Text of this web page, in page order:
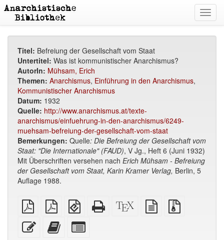
Titel: Befreiung der Gesellschaft vom Staat
Untertitel: Was ist kommunistischer Anarchismus?
AutorIn: Mühsam, Erich
Themen: Anarchismus, Einführung in den Anarchismus,
Kommunistischer Anarchismus
Datum: 1932
Quelle: http://www.anarchismus.at/texte-
anarchismus/einfuehrung-in-den-anarchismus/6249-
muehsam-befreiung-der-gesellschaft-vom-staat
Bemerkungen: Quelle: Die Befreiung der Gesellschaft vom
Staat: "Die Internationale" (FAUD), V Jg., Heft 6 (Juni 1932)
Mit Überschriften versehen nach Erich Mühsam - Befreiung
der Gesellschaft vom Staat, Karin Kramer Verlag, Berlin, 5
Auflage 1988.
reines
PDF
A4
Broschüren
PDF
EPUB
(für
mobile
Geräte)
Reines
HTML
XeLaTex
Quelle
reine
Textquelle
Diesen
Text
Füge
diesen